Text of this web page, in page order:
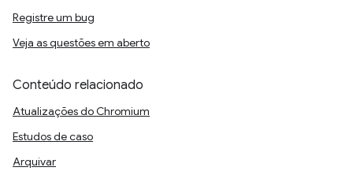
Registre um bug
Veja as questões em aberto
Conteúdo relacionado
Atualizações do Chromium
Estudos de caso
Arquivar